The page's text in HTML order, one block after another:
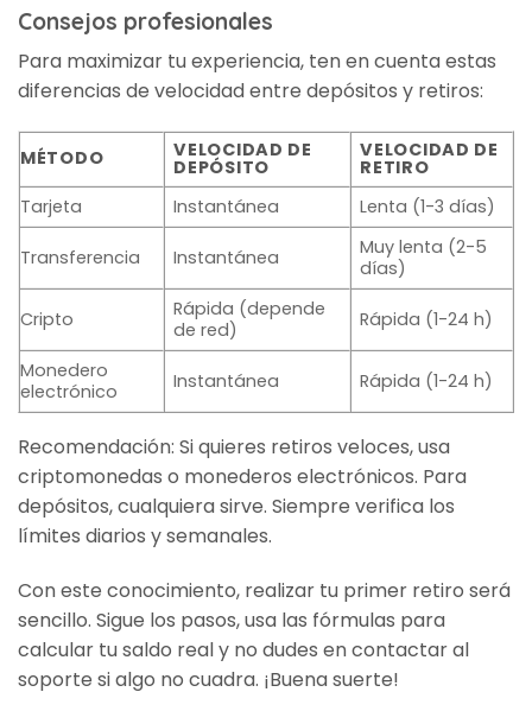
Consejos profesionales
Para maximizar tu experiencia, ten en cuenta estas
diferencias de velocidad entre depósitos y retiros:
MÉTODO VELOCIDAD DE
DEPÓSITO
VELOCIDAD DE
RETIRO
Tarjeta
Instantánea Lenta (1-3 días)
Transferencia Instantánea
Muy lenta (2-5
días)
Cripto
Rápida (depende
de red)
Rápida (1-24 h)
Monedero
electrónico
Instantánea Rápida (1-24 h)
Recomendación: Si quieres retiros veloces, usa
criptomonedas o monederos electrónicos. Para
depósitos, cualquiera sirve. Siempre verifica los
límites diarios y semanales.
Con este conocimiento, realizar tu primer retiro será
sencillo. Sigue los pasos, usa las fórmulas para
calcular tu saldo real y no dudes en contactar al
soporte si algo no cuadra. ¡Buena suerte!